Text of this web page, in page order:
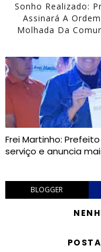
Sonho Realizado:
Assinará A
Molhada Da
Frei Martinho:
serviço e anuncia
BLOGGER